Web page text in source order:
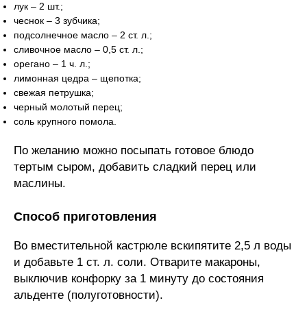
лук – 2 шт.;
чеснок – 3 зубчика;
подсолнечное масло – 2 ст. л.;
сливочное масло – 0,5 ст. л.;
орегано – 1 ч. л.;
лимонная цедра – щепотка;
свежая петрушка;
черный молотый перец;
соль крупного помола.
По желанию можно посыпать готовое блюдо
тертым сыром, добавить сладкий перец или
маслины.
Способ приготовления
Во вместительной кастрюле вскипятите 2,5 л воды
и добавьте 1 ст. л. соли. Отварите макароны,
выключив конфорку за 1 минуту до состояния
альденте (полуготовности).